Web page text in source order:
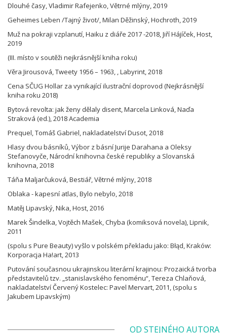
Dlouhé časy, Vladimir Rafejenko, Větrné mlýny, 2019
Geheimes Leben /Tajný život/, Milan Děžinský, Hochroth, 2019
Muž na pokraji vzplanutí, Haiku z diáře 2017 -2018, Jiří Hájíček, Host,
2019
(III. místo v soutěži nejkrásnější kniha roku)
Věra Jirousová, Tweety 1956 – 1963, , Labyrint, 2018
Cena SČUG Hollar za vynikající ilustrační doprovod (Nejkrásnější
kniha roku 2018)
Bytová revolta: jak ženy dělaly disent, Marcela Linková, Naďa
Straková (ed.), 2018 Academia
Prequel, Tomáš Gabriel, nakladatelství Dusot, 2018
Hlasy dvou básníků, Výbor z básní Jurije Darahana a Oleksy
Stefanovyče, Národní knihovna české republiky a Slovanská
knihovna, 2018
Táňa Maljarčuková, Bestiář, Větrné mlýny, 2018
Oblaka - kapesní atlas, Bylo nebylo, 2018
Matěj Lipavský, Nika, Host, 2016
Marek Šindelka, Vojtěch Mašek, Chyba (komiksová novela), Lipnik,
2011
(spolu s Pure Beauty) vyšlo v polském překladu jako: Błąd, Kraków:
Korporacja Ha!art, 2013
Putování současnou ukrajinskou literární krajinou: Prozaická tvorba
představitelů tzv. „stanislavského fenoménu“, Tereza Chlaňová,
nakladatelství Červený Kostelec: Pavel Mervart, 2011, (spolu s
Jakubem Lipavským)
OD STEJNÉHO AUTORA